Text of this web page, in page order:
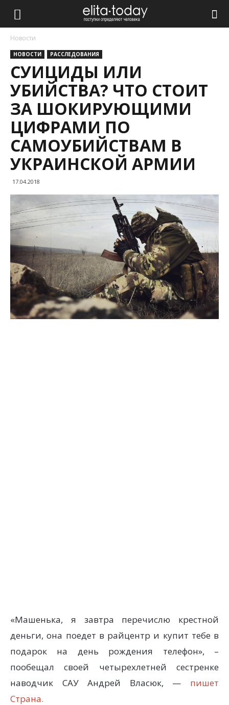
Новости
НОВОСТИ РАССЛЕДОВАНИЯ
СУИЦИДЫ ИЛИ
УБИЙСТВА? ЧТО СТОИТ
ЗА ШОКИРУЮЩИМИ
ЦИФРАМИ ПО
САМОУБИЙСТВАМ В
УКРАИНСКОЙ АРМИИ
17.04.2018
«Машенька, я завтра перечислю крестной
деньги, она поедет в райцентр и купит тебе в
подарок на день рождения телефон», –
пообещал своей четырехлетней сестренке
наводчик САУ Андрей Власюк, — пишет
Страна.